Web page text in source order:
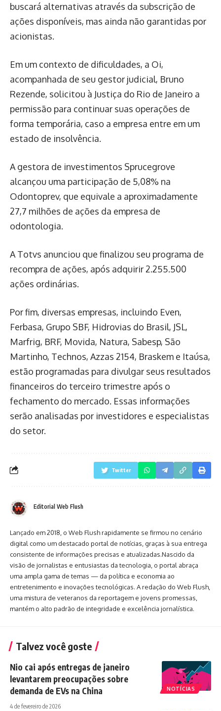
buscará alternativas através da subscrição de
ações disponíveis, mas ainda não garantidas por
acionistas.
Em um contexto de dificuldades, a Oi,
acompanhada de seu gestor judicial, Bruno
Rezende, solicitou à Justiça do Rio de Janeiro a
permissão para continuar suas operações de
forma temporária, caso a empresa entre em um
estado de insolvência.
A gestora de investimentos Sprucegrove
alcançou uma participação de 5,08% na
Odontoprev, que equivale a aproximadamente
27,7 milhões de ações da empresa de
odontologia.
A Totvs anunciou que finalizou seu programa de
recompra de ações, após adquirir 2.255.500
ações ordinárias.
Por fim, diversas empresas, incluindo Even,
Ferbasa, Grupo SBF, Hidrovias do Brasil, JSL,
Marfrig, BRF, Movida, Natura, Sabesp, São
Martinho, Technos, Azzas 2154, Braskem e Itaúsa,
estão programadas para divulgar seus resultados
financeiros do terceiro trimestre após o
fechamento do mercado. Essas informações
serão analisadas por investidores e especialistas
do setor.
Twitter
Editorial Web Flush
Lançado em 2018, o Web Flush rapidamente se firmou no cenário
digital como um destacado portal de notícias, graças à sua entrega
consistente de informações precisas e atualizadas.Nascido da
visão de jornalistas e entusiastas da tecnologia, o portal abraça
uma ampla gama de temas — da política e economia ao
entretenimento e inovações tecnológicas. A redação do Web Flush,
uma mistura de veteranos da reportagem e jovens promessas,
mantém o alto padrão de integridade e excelência jornalística.
Talvez você goste
NOTÍCIAS
Nio cai após entregas de janeiro
levantarem preocupações sobre
demanda de EVs na China
4 de fevereiro de 2026